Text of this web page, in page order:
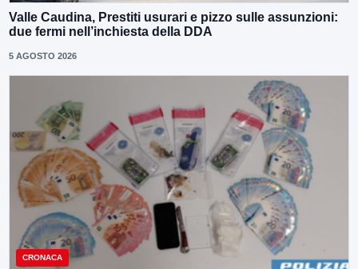
Valle Caudina, Prestiti usurari e pizzo sulle assunzioni:
due fermi nell’inchiesta della DDA
5 AGOSTO 2026
CRONACA